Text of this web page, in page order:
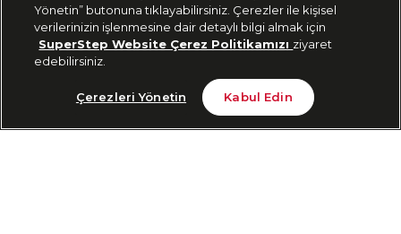
Tükendi
Bizi Takip Edin
Yönetin” butonuna tıklayabilirsiniz. Çerezler ile kişisel
verilerinizin işlenmesine dair detaylı bilgi almak için
SuperStep Website Çerez Politikamızı ziyaret
edebilirsiniz.
Çerezleri Yönetin Kabul Edin